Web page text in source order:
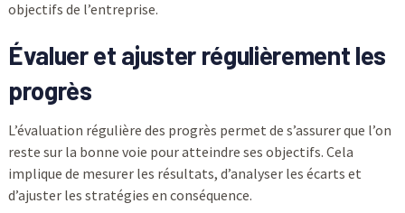
objectifs de l’entreprise.
Évaluer et ajuster régulièrement les
progrès
L’évaluation régulière des progrès permet de s’assurer que l’on
reste sur la bonne voie pour atteindre ses objectifs. Cela
implique de mesurer les résultats, d’analyser les écarts et
d’ajuster les stratégies en conséquence.